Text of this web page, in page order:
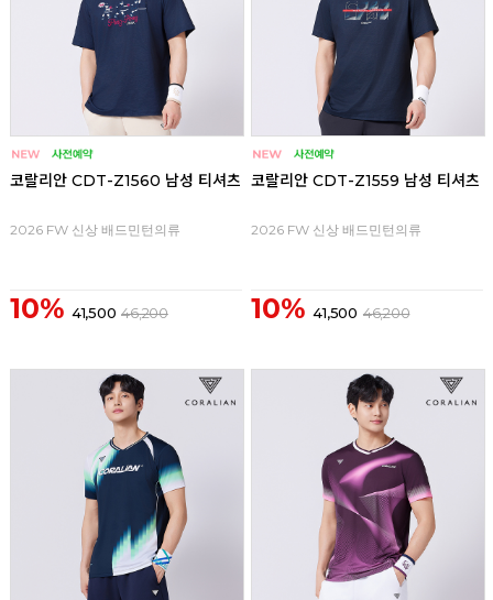
코랄리안 CDT-Z1560 남성 티셔츠
2026 FW 신상 배드민턴의류
10% 41,500 46,200
코랄리안 CDT-Z1559 남성 티셔츠
2026 FW 신상 배드민턴의류
10% 41,500 46,200